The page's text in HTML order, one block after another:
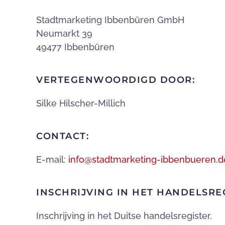
Stadtmarketing Ibbenbüren GmbH
Neumarkt 39
49477 Ibbenbüren
VERTEGENWOORDIGD DOOR:
Silke Hilscher-Millich
CONTACT:
E-mail: info@stadtmarketing-
INSCHRIJVING IN HET
Inschrijving in het Duitse handelsregister.